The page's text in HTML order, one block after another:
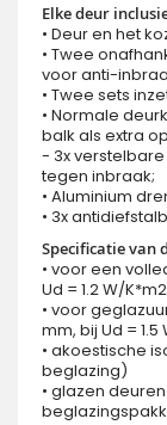
Elke deur
• Deur en het
• Twee
voor anti-
• Twee sets
• Normale
balk als extra
- 3x
tegen inbraak;
• Aluminium
• 3x
Specificatie van
• voor een
Ud = 1.2 W/K*m2
• voor
mm, bij Ud = 1.5
• akoestische
beglazing)
• glazen